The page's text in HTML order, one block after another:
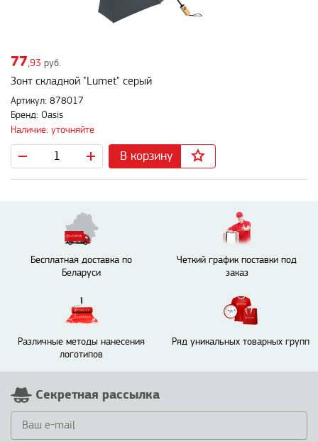
77,93 руб.
Зонт складной "Lumet" серый
Артикул: 878017
Бренд: Oasis
Наличие: уточняйте
В корзину
Бесплатная доставка по
Беларуси
Четкий график поставки под
заказ
Различные методы нанесения
логотипов
Ряд уникальных товарных групп
Секретная рассылка